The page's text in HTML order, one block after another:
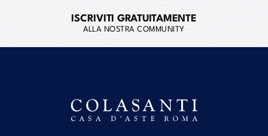
ISCRIVITI GRATUITAMENTE
ALLA NOSTRA COMMUNITY